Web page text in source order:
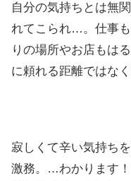
自分の気持ちとは無
れてこられ…。仕事
りの場所やお店もは
に頼れる距離ではな
寂しくて辛い気持ち
激務。…わかります